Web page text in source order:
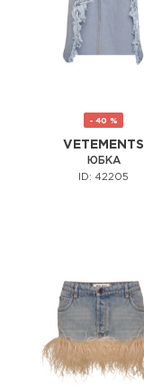
- 40 %
VETEMENTS
ЮБКА
ID: 42205